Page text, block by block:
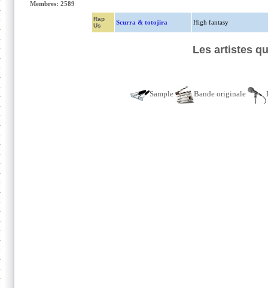
Membres: 2589
Rap
Us
Scurra & totojira High fantasy
Les artistes
Sample Bande originale